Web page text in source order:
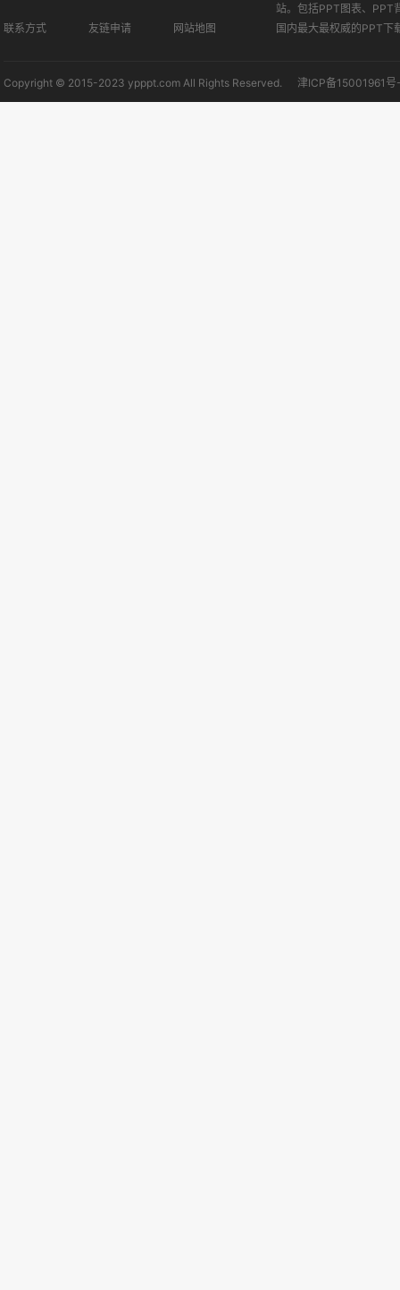
联系方式 友链申请 网站地图
站。包括PPT图表、PPT
国内最大最权威的PPT下
Copyright © 2015-2023 ypppt.com All Rights Reserved. 津ICP备15001961号